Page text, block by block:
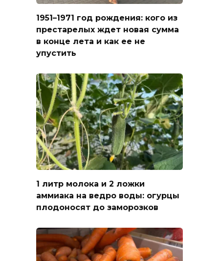
1951–1971 год рождения: кого из
престарелых ждет новая сумма
в конце лета и как ее не
упустить
1 литр молока и 2 ложки
аммиака на ведро воды: огурцы
плодоносят до заморозков